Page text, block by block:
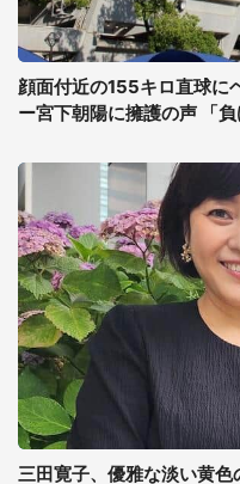
顔面付近の155キロ直球に
ー宮下朝陽に擁護の声 「
三田寛子、優雅な淡い黄